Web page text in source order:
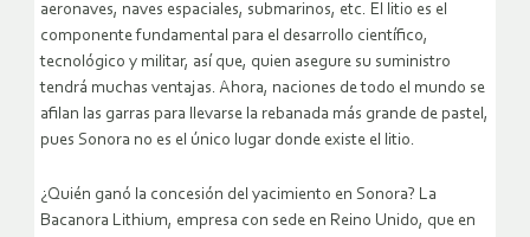
aeronaves, naves espaciales, submarinos, etc. El litio es el
componente fundamental para el desarrollo científico,
tecnológico y militar, así que, quien asegure su suministro
tendrá muchas ventajas. Ahora, naciones de todo el mundo se
afilan las garras para llevarse la rebanada más grande de pastel,
pues Sonora no es el único lugar donde existe el litio.
¿Quién ganó la concesión del yacimiento en Sonora? La
Bacanora Lithium, empresa con sede en Reino Unido, que en